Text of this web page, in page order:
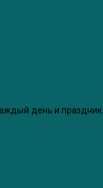
день и праздник